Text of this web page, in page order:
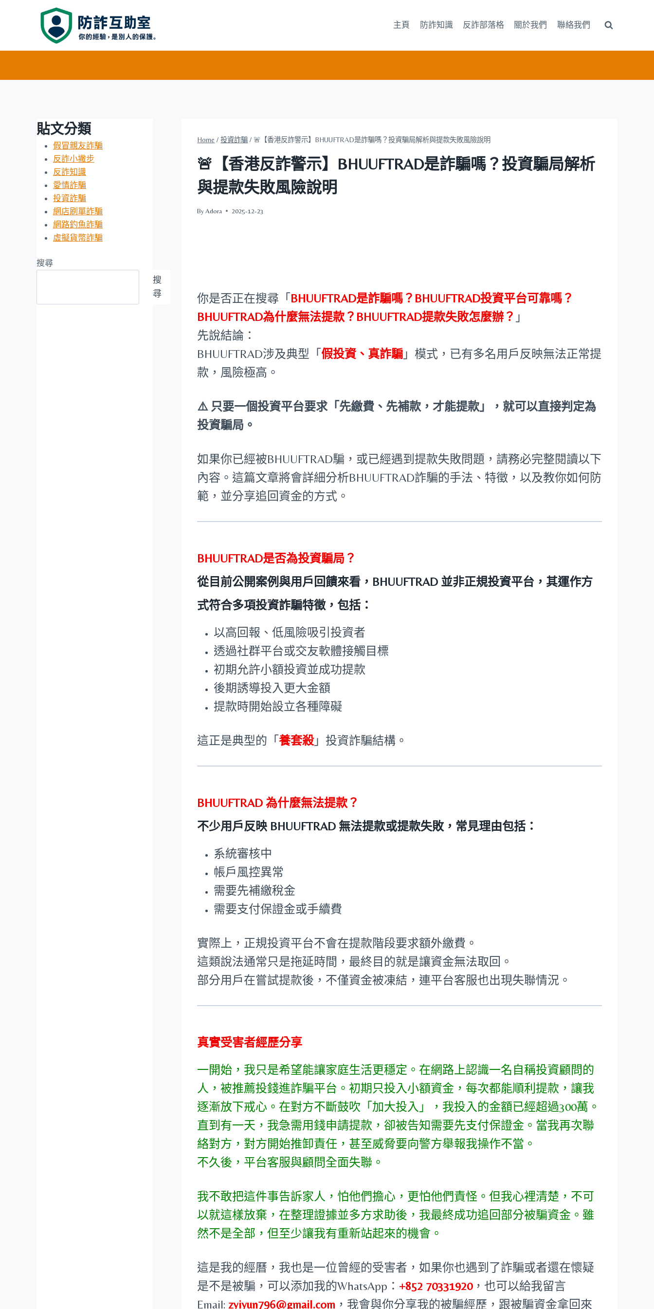
主頁 防詐知識 反詐部落格 關於我們 聯絡我們
Home / 投資詐騙 / 🚨【香港反詐警示】BHUUFTRAD是詐騙嗎？投資騙局解析與提款失敗風險說明
🚨【香港反詐警示】BHUUFTRAD是詐騙嗎？投資騙局解析
與提款失敗風險說明
By Adora 2025-12-23
你是否正在搜尋「 BHUUFTRAD是詐騙嗎？BHUUFTRAD投資平台可靠嗎？
BHUUFTRAD為什麼無法提款？BHUUFTRAD提款失敗怎麼辦？ 」
先說結論：
BHUUFTRAD涉及典型「假投資、真詐騙 」模式，已有多名用戶反映無法正常提
款，風險極高。
⚠️ 只要一個投資平台要求「先繳費、先補款，才能提款」，就可以直接判定為
投資騙局。
如果你已經被BHUUFTRAD騙，或已經遇到提款失敗問題，請務必完整閱讀以下
內容。這篇文章將會詳細分析BHUUFTRAD詐騙的手法、特徵，以及教你如何防
範，並分享追回資金的方式。
BHUUFTRAD是否為投資騙局？
從目前公開案例與用戶回饋來看，BHUUFTRAD 並非正規投資平台，其運作方
式符合多項投資詐騙特徵，包括：
以高回報、低風險吸引投資者
透過社群平台或交友軟體接觸目標
初期允許小額投資並成功提款
後期誘導投入更大金額
提款時開始設立各種障礙
這正是典型的「養套殺」投資詐騙結構。
BHUUFTRAD 為什麼無法提款？
不少用戶反映 BHUUFTRAD 無法提款或提款失敗，常見理由包括：
系統審核中
帳戶風控異常
需要先補繳稅金
需要支付保證金或手續費
實際上，正規投資平台不會在提款階段要求額外繳費。
這類說法通常只是拖延時間，最終目的就是讓資金無法取回。
部分用戶在嘗試提款後，不僅資金被凍結，連平台客服也出現失聯情況。
真實受害者經歷分享
一開始，我只是希望能讓家庭生活更穩定。在網路上認識一名自稱投資顧問的
人，被推薦投錢進詐騙平台。初期只投入小額資金，每次都能順利提款，讓我
逐漸放下戒心。在對方不斷鼓吹「加大投入」，我投入的金額已經超過300萬。
直到有一天，我急需用錢申請提款，卻被告知需要先支付保證金。當我再次聯
絡對方，對方開始推卸責任，甚至威脅要向警方舉報我操作不當。
不久後，平台客服與顧問全面失聯。
我不敢把這件事告訴家人，怕他們擔心，更怕他們責怪。但我心裡清楚，不可
以就這樣放棄，在整理證據並多方求助後，我最終成功追回部分被騙資金。雖
然不是全部，但至少讓我有重新站起來的機會。
這是我的經曆，我也是一位曾經的受害者，如果你也遇到了詐騙或者還在懷疑
是不是被騙，可以添加我的WhatsApp： +852 70331920，也可以給我留言
Email: zyiyun796@gmail.com ，我會與你分享我的被騙經歷，跟被騙資金拿回來
貼文分類
假冒親友詐騙
反詐小撇步
反詐知識
愛情詐騙
投資詐騙
網店刷單詐騙
網路釣魚詐騙
虛擬貨幣詐騙
搜尋
搜
尋